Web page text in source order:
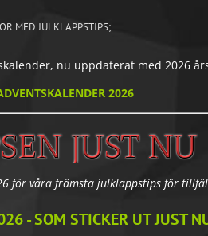
MED JULKLAPPSTIPS;
nu uppdaterat med 2026
2026
för våra främsta julklappstips för
- SOM STICKER UT JUST